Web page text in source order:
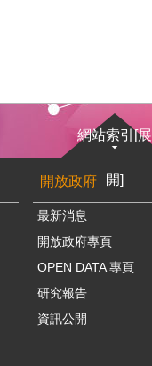
網站索引[展
開]
開放政府
最新消息
開放政府專頁
OPEN DATA 專頁
研究報告
資訊公開